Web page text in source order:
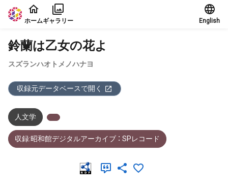
本文に飛ぶ
ホームギャラリー English
鈴蘭は乙女の花よ
スズランハオトメノハナヨ
収録元データベースで開く
人文学
収録:昭和館デジタルアーカイブ ： SPレコード